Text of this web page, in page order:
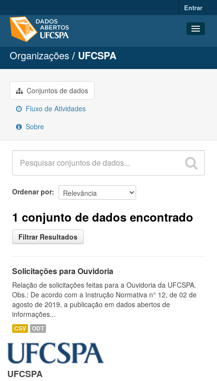
Entrar
Conjuntos de dados
Organizações
Grupos
Sobre
Organizações UFCSPA
Conjuntos de dados
Fluxo de Atividades
Sobre
Ordenar por
1 conjunto de dados encontrado
Filtrar Resultados
Solicitações para Ouvidoria
Relação de solicitações feitas para a Ouvidoria da UFCSPA.
Obs.: De acordo com a Instrução Normativa n° 12, de 02 de
agosto de 2019, a publicação em dados abertos de
informações...
CSV ODT
UFCSPA